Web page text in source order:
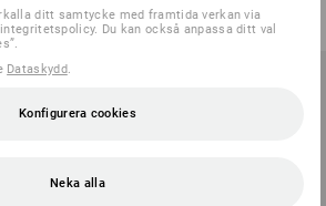
(inkl. moms) från 20 Styck
ditt samtycke med framtida verkan via
Du kan också anpassa ditt val
Dataskydd.
Konfigurera cookies
Neka alla